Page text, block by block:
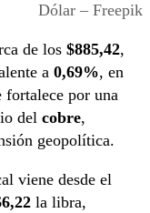
Dólar – Freepik
de los $885,42,
a 0,69%, en
fortalece por una
del cobre,
geopolítica.
viene desde el
la libra,